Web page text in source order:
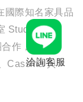
國際知名家具品
Studio
作，包
Cassina 與
洽詢客服